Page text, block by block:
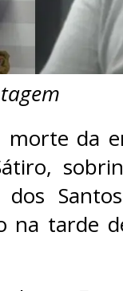
morte da
dos
na tarde